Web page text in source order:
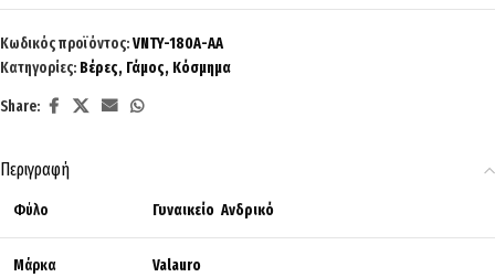
Κωδικός προϊόντος:VNTY-180A-AA
Κατηγορίες: Βέρες, Γάμος, Κόσμημα
Share:
Περιγραφή
Φύλο Γυναικείο Ανδρικό
Μάρκα Valauro